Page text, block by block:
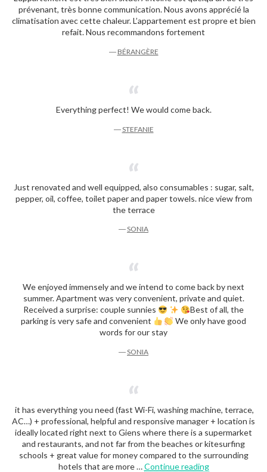
prévenant, très bonne communication. Nous avons apprécié la
climatisation avec cette chaleur. L’appartement est propre et bien
refait. Nous recommandons fortement
― BÉRANGÈRE
Everything perfect! We would come back.
―STEFANIE
Just renovated and well equipped, also consumables : sugar, salt,
pepper, oil, coffee, toilet paper and paper towels. nice view from
the terrace
―SONIA
We enjoyed immensely and we intend to come back by next
summer. Apartment was very convenient, private and quiet.
Received a surprise: couple sunnies
Best of all, the
parking is very safe and convenient
We only have good
words for our stay
―SONIA
it has everything you need (fast Wi-Fi, washing machine, terrace,
AC…) + professional, helpful and responsive manager + location is
ideally located right next to Giens where there is a supermarket
and restaurants, and not far from the beaches or kitesurfing
schools + great value for money compared to the surrounding
hotels that are more …Continue reading“Romain”